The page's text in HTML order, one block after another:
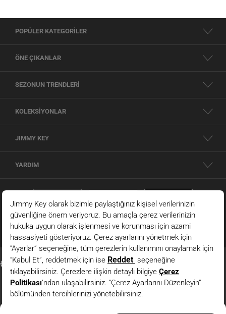
POPÜLER KATEGORİLER
ÖNE ÇIKANLAR
SEZONUN TRENDLERİ
KOLEKSİYONLAR
JIMMY KEY
YARDIM